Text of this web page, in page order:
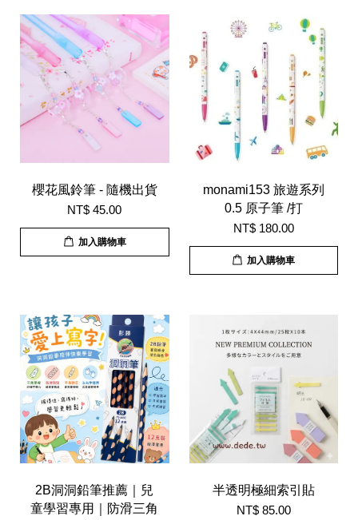
櫻花風鈴筆 - 隨機出貨
NT$ 45.00
加入購物車
monami153 旅遊系列
0.5 原子筆 /打
NT$ 180.00
加入購物車
2B洞洞鉛筆推薦｜兒
童學習專用｜防滑三角
半透明極細索引貼
NT$ 85.00